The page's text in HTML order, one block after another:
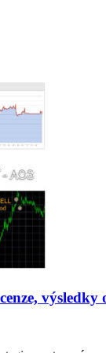
výsledky